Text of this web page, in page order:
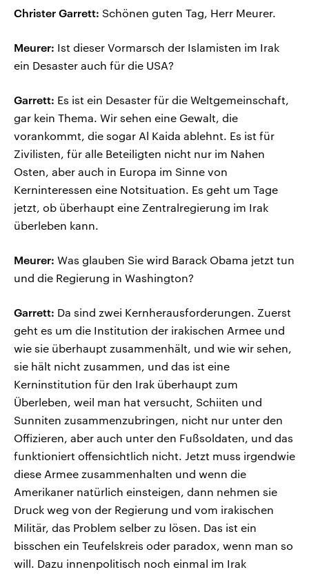
Christer Garrett: Schönen guten Tag, Herr Meurer.
Meurer: Ist dieser Vormarsch der Islamisten im Irak
ein Desaster auch für die USA?
Garrett: Es ist ein Desaster für die Weltgemeinschaft,
gar kein Thema. Wir sehen eine Gewalt, die
vorankommt, die sogar Al Kaida ablehnt. Es ist für
Zivilisten, für alle Beteiligten nicht nur im Nahen
Osten, aber auch in Europa im Sinne von
Kerninteressen eine Notsituation. Es geht um Tage
jetzt, ob überhaupt eine Zentralregierung im Irak
überleben kann.
Meurer: Was glauben Sie wird Barack Obama jetzt tun
und die Regierung in Washington?
Garrett: Da sind zwei Kernherausforderungen. Zuerst
geht es um die Institution der irakischen Armee und
wie sie überhaupt zusammenhält, und wie wir sehen,
sie hält nicht zusammen, und das ist eine
Kerninstitution für den Irak überhaupt zum
Überleben, weil man hat versucht, Schiiten und
Sunniten zusammenzubringen, nicht nur unter den
Offizieren, aber auch unter den Fußsoldaten, und das
funktioniert offensichtlich nicht. Jetzt muss irgendwie
diese Armee zusammenhalten und wenn die
Amerikaner natürlich einsteigen, dann nehmen sie
Druck weg von der Regierung und vom irakischen
Militär, das Problem selber zu lösen. Das ist ein
bisschen ein Teufelskreis oder paradox, wenn man so
will. Dazu innenpolitisch noch einmal im Irak